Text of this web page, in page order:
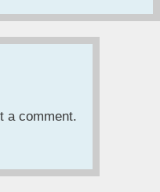
a comment.